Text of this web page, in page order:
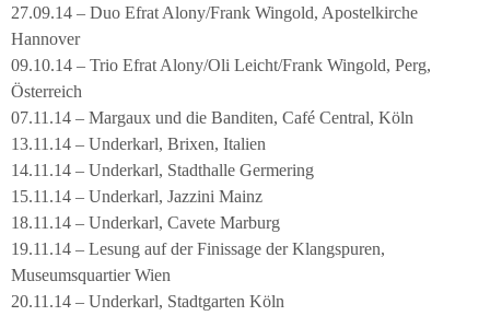
27.09.14 – Duo Efrat Alony/Frank Wingold, Apostelkirche
Hannover
09.10.14 – Trio Efrat Alony/Oli Leicht/Frank Wingold, Perg,
Österreich
07.11.14 – Margaux und die Banditen, Café Central, Köln
13.11.14 – Underkarl, Brixen, Italien
14.11.14 – Underkarl, Stadthalle Germering
15.11.14 – Underkarl, Jazzini Mainz
18.11.14 – Underkarl, Cavete Marburg
19.11.14 – Lesung auf der Finissage der Klangspuren,
Museumsquartier Wien
20.11.14 – Underkarl, Stadtgarten Köln